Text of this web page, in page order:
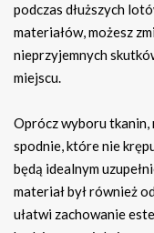
podczas dłuższych
materiałów, możesz
nieprzyjemnych
miejscu.
Oprócz wyboru
spodnie, które nie
będą idealnym
materiał był również
ułatwi zachowanie